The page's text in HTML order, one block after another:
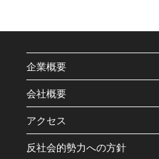
企業概要
会社概要
アクセス
反社会的勢力への方針